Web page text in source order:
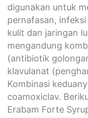
digunakan untuk
pernafasan,
kulit dan jaringan
mengandung
(antibiotik
klavulanat
Kombinasi
coamoxiclav.
Erabam Forte